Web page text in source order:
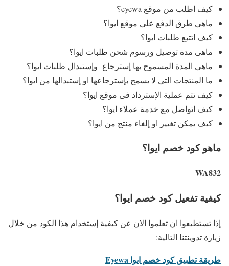
كيف اطلب من موقع eyewa؟
ماهى طرق الدفع على موقع ايوا؟
كيف اتتبع طلبات ايوا؟
ماهى مدة توصيل ورسوم شحن طلبات ايوا؟
ماهى المدة المسموح بها إسترجاع وإستبدال طلبات ايوا؟
ما المنتجات التى لا يسمح بإسترجاعها او إستبدالها من ايوا؟
كيف تتم عملية الإسترداد فى موقع ايوا؟
كيف اتواصل مع خدمة عملاء ايوا؟
كيف يمكن تغيير او إلغاء منتج من ايوا؟
ماهو كود خصم ايوا؟
WA832
كيفية تفعيل كود خصم ايوا؟
إذا تستطيعوا ان تعلموا الان عن كيفية إستخدام هذا الكود من خلال
زيارة تدوينتنا التالية:
طريقة تطبيق كود خصم ايوا Eyewa